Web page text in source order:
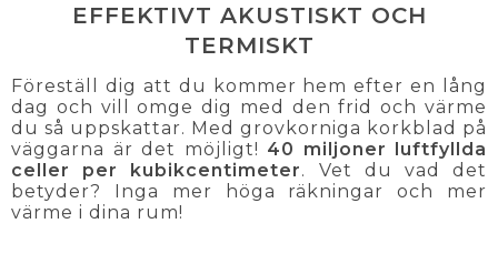
EFFEKTIVT AKUSTISKT OCH
TERMISKT
Föreställ dig att du kommer hem efter en lång
dag och vill omge dig med den frid och värme
du så uppskattar. Med grovkorniga korkblad på
väggarna är det möjligt! 40 miljoner luftfyllda
celler per kubikcentimeter. Vet du vad det
betyder? Inga mer höga räkningar och mer
värme i dina rum!